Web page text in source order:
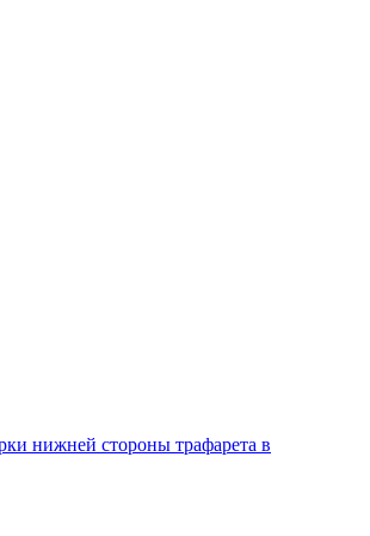
нижней стороны трафарета в